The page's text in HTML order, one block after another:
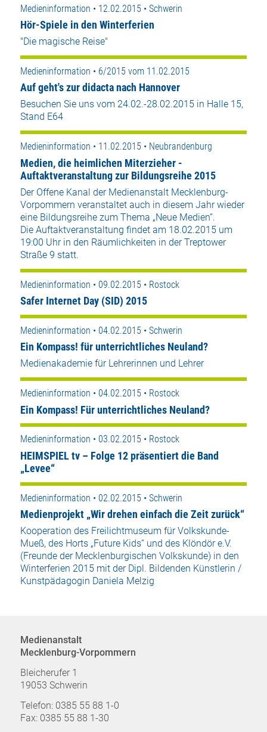
Medieninformation • 12.02.2015 • Schwerin
Hör-Spiele in den Winterferien
"Die magische Reise"
Medieninformation • 6/2015 vom 11.02.2015
Auf geht's zur didacta nach Hannover
Besuchen Sie uns vom 24.02.-28.02.2015 in Halle 15,
Stand E64
Medieninformation • 11.02.2015 • Neubrandenburg
Medien, die heimlichen Miterzieher -
Auftaktveranstaltung zur Bildungsreihe 2015
Der Offene Kanal der Medienanstalt Mecklenburg-
Vorpommern veranstaltet auch in diesem Jahr wieder
eine Bildungsreihe zum Thema „Neue Medien“.
Die Auftaktveranstaltung findet am 18.02.2015 um
19:00 Uhr in den Räumlichkeiten in der Treptower
Straße 9 statt.
Medieninformation • 09.02.2015 • Rostock
Safer Internet Day (SID) 2015
Medieninformation • 04.02.2015 • Schwerin
Ein Kompass! für unterrichtliches Neuland?
Medienakademie für Lehrerinnen und Lehrer
Medieninformation • 04.02.2015 • Rostock
Ein Kompass! Für unterrichtliches Neuland?
Medieninformation • 03.02.2015 • Rostock
HEIMSPIEL tv – Folge 12 präsentiert die Band
„Levee“
Medieninformation • 02.02.2015 • Schwerin
Medienprojekt „Wir drehen einfach die Zeit zurück“
Kooperation des Freilichtmuseum für Volkskunde-
Mueß, des Horts „Future Kids“ und des Klöndör e.V.
(Freunde der Mecklenburgischen Volkskunde) in den
Winterferien 2015 mit der Dipl. Bildenden Künstlerin /
Kunstpädagogin Daniela Melzig
Medienanstalt
Mecklenburg-Vorpommern
Bleicherufer 1
19053 Schwerin
Telefon: 0385 55 88 1-0
Fax: 0385 55 88 1-30